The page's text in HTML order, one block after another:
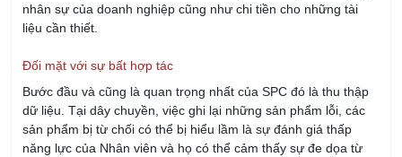
Bước đầu và cũng là quan trọng nhất của SPC đó là thu thập
dữ liệu. Tại dây chuyền, việc ghi lại những sản phẩm lỗi, các
năng lực của Nhân viên và họ có thể cảm thấy sự đe dọa từ
điều này dẫn tới việc cung cấp số liệu kém chính xác với thực
tế.